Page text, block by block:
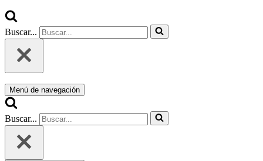
Buscar...
Menú de navegación
Buscar...